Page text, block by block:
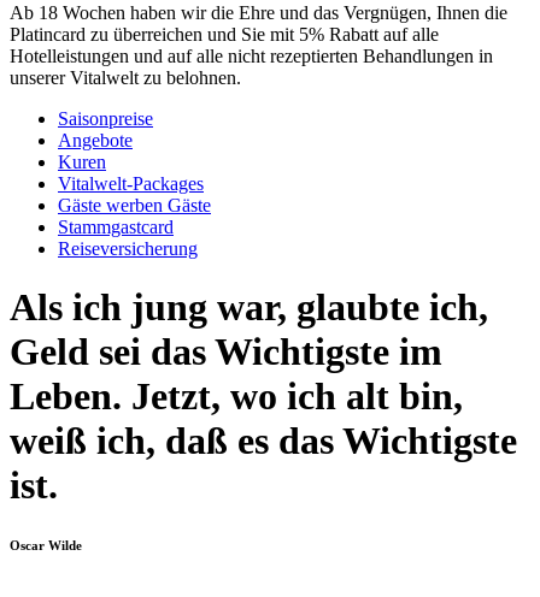
Ab 18 Wochen haben wir die Ehre und das Vergnügen, Ihnen die
Platincard zu überreichen und Sie mit 5% Rabatt auf alle
Hotelleistungen und auf alle nicht rezeptierten Behandlungen in
unserer Vitalwelt zu belohnen.
Saisonpreise
Angebote
Kuren
Vitalwelt-Packages
Gäste werben Gäste
Stammgastcard
Reiseversicherung
Als ich jung war, glaubte ich,
Geld sei das Wichtigste im
Leben. Jetzt, wo ich alt bin,
weiß ich, daß es das Wichtigste
ist.
Oscar Wilde